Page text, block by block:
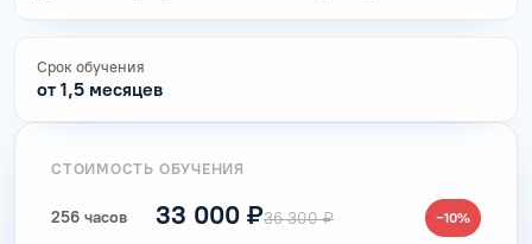
Срок обучения
от 1,5 месяцев
СТОИМОСТЬ ОБУЧЕНИЯ
256 часов 33 000 ₽36 300 ₽ −10%